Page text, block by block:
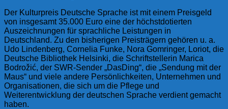
Der Kulturpreis Deutsche Sprache ist mit einem Preisgeld
von insgesamt 35.000 Euro eine der höchstdotierten
Auszeichnungen für sprachliche Leistungen in
Deutschland. Zu den bisherigen Preisträgern gehören u. a.
Udo Lindenberg, Cornelia Funke, Nora Gomringer, Loriot, die
Deutsche Bibliothek Helsinki, die Schriftstellerin Marica
Bodrožić, der SWR-Sender „DasDing“, die „Sendung mit der
Maus“ und viele andere Persönlichkeiten, Unternehmen und
Organisationen, die sich um die Pflege und
Weiterentwicklung der deutschen Sprache verdient gemacht
haben.